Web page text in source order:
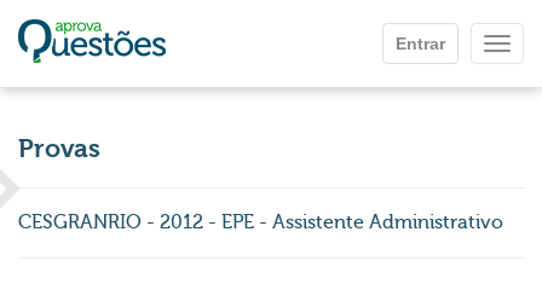
Entrar
Provas
CESGRANRIO - 2012 - EPE - Assistente Administrativo